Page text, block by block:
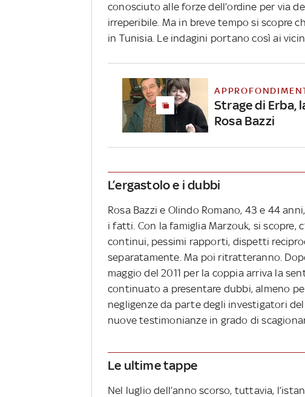
conosciuto alle forze dell’ordine per via
irreperibile. Ma in breve tempo si scopre
in Tunisia. Le indagini portano così ai
Strage di Erba,
Rosa Bazzi
L’ergastolo e i dubbi
Rosa Bazzi e Olindo Romano, 43 e 44
i fatti. Con la famiglia Marzouk, si scopre,
continui, pessimi rapporti, dispetti
separatamente. Ma poi ritratteranno.
maggio del 2011 per la coppia arriva la
continuato a presentare dubbi, almeno
negligenze da parte degli investigatori
nuove testimonianze in grado di
Le ultime tappe
Nel luglio dell’anno scorso, tuttavia,